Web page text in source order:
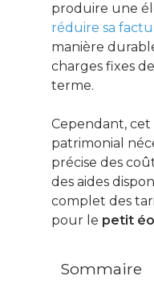
produire une
réduire sa
manière
charges fixes
terme.
Cependant, cet
patrimonial
précise des
des aides
complet des
pour le petit
Sommaire